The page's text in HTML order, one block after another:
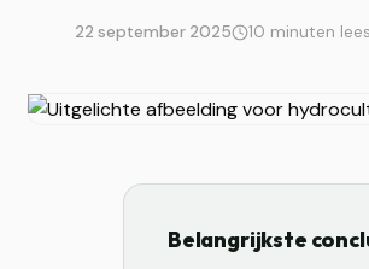
22 september 2025 10 minuten
Belangrijkste